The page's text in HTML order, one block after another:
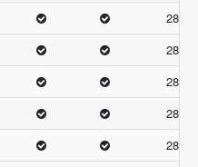
28.33
28.33
28.33
28.33
28.33